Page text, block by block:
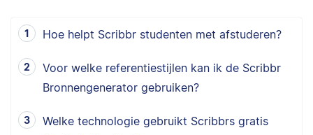
Hoe helpt Scribbr studenten met afstuderen?
Voor welke referentiestijlen kan ik de Scribbr
Bronnengenerator gebruiken?
Welke technologie gebruikt Scribbrs gratis